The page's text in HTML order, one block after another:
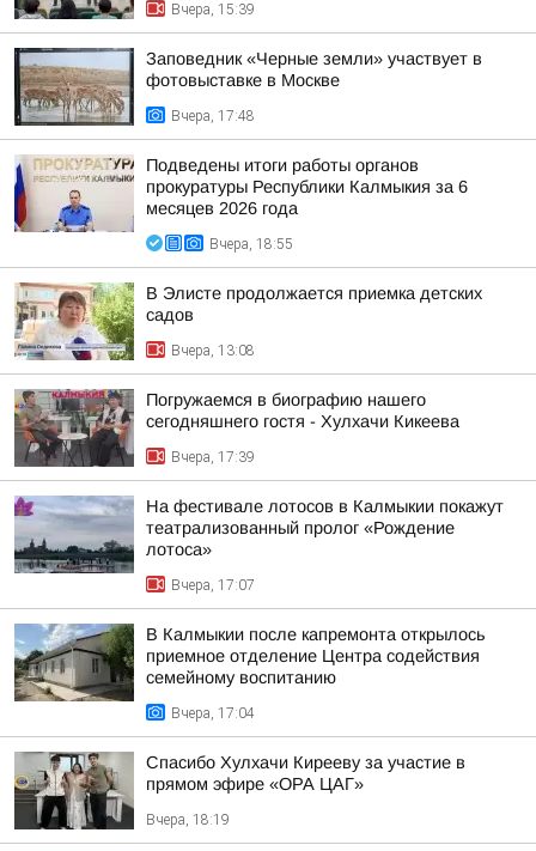
Вчера, 15:39
Заповедник «Черные земли» участвует в
фотовыставке в Москве
Вчера, 17:48
Подведены итоги работы органов
прокуратуры Республики Калмыкия за 6
месяцев 2026 года
Вчера, 18:55
В Элисте продолжается приемка детских
садов
Вчера, 13:08
Погружаемся в биографию нашего
сегодняшнего гостя - Хулхачи Кикеева
Вчера, 17:39
На фестивале лотосов в Калмыкии покажут
театрализованный пролог «Рождение
лотоса»
Вчера, 17:07
В Калмыкии после капремонта открылось
приемное отделение Центра содействия
семейному воспитанию
Вчера, 17:04
Спасибо Хулхачи Кирееву за участие в
прямом эфире «ОРА ЦАГ»
Вчера, 18:19